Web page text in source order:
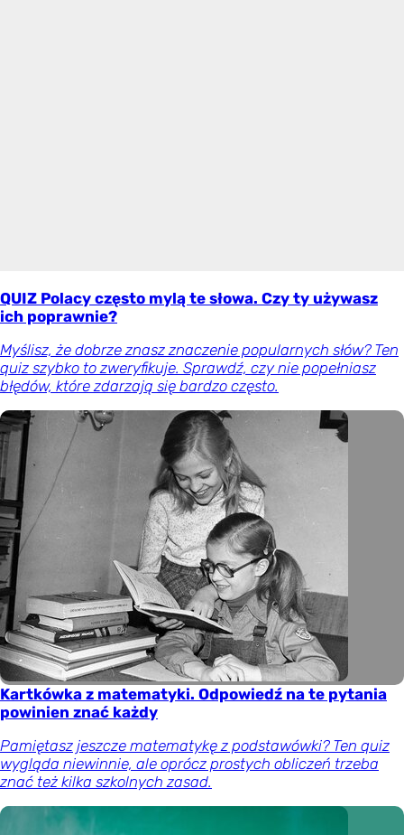
QUIZ Polacy często mylą te słowa. Czy ty używasz
ich poprawnie?
Myślisz, że dobrze znasz znaczenie popularnych słów? Ten
quiz szybko to zweryfikuje. Sprawdź, czy nie popełniasz
błędów, które zdarzają się bardzo często.
Kartkówka z matematyki. Odpowiedź na te pytania
powinien znać każdy
Pamiętasz jeszcze matematykę z podstawówki? Ten quiz
wygląda niewinnie, ale oprócz prostych obliczeń trzeba
znać też kilka szkolnych zasad.